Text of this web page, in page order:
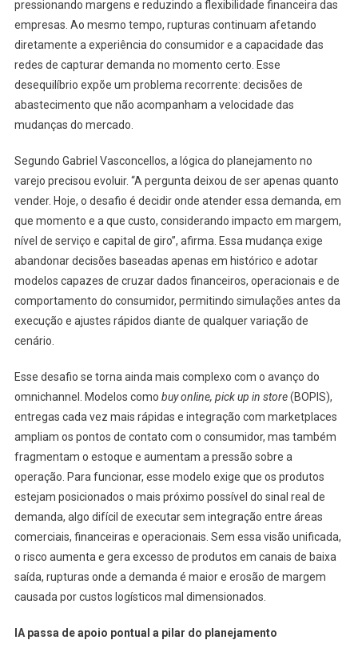
pressionando margens e reduzindo a flexibilidade financeira das
empresas. Ao mesmo tempo, rupturas continuam afetando
diretamente a experiência do consumidor e a capacidade das
redes de capturar demanda no momento certo. Esse
desequilíbrio expõe um problema recorrente: decisões de
abastecimento que não acompanham a velocidade das
mudanças do mercado.
Segundo Gabriel Vasconcellos, a lógica do planejamento no
varejo precisou evoluir. “A pergunta deixou de ser apenas quanto
vender. Hoje, o desafio é decidir onde atender essa demanda, em
que momento e a que custo, considerando impacto em margem,
nível de serviço e capital de giro”, afirma. Essa mudança exige
abandonar decisões baseadas apenas em histórico e adotar
modelos capazes de cruzar dados financeiros, operacionais e de
comportamento do consumidor, permitindo simulações antes da
execução e ajustes rápidos diante de qualquer variação de
cenário.
Esse desafio se torna ainda mais complexo com o avanço do
omnichannel. Modelos como buy online, pick up in store(BOPIS),
entregas cada vez mais rápidas e integração com marketplaces
ampliam os pontos de contato com o consumidor, mas também
fragmentam o estoque e aumentam a pressão sobre a
operação. Para funcionar, esse modelo exige que os produtos
estejam posicionados o mais próximo possível do sinal real de
demanda, algo difícil de executar sem integração entre áreas
comerciais, financeiras e operacionais. Sem essa visão unificada,
o risco aumenta e gera excesso de produtos em canais de baixa
saída, rupturas onde a demanda é maior e erosão de margem
causada por custos logísticos mal dimensionados.
IA passa de apoio pontual a pilar do planejamento